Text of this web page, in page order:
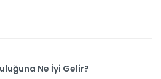
Ne İyi Gelir?